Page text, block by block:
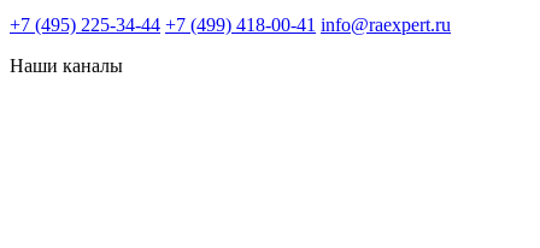
+7 (495) 225-34-44 +7 (499) 418-00-41 info@raexpert.ru
Наши каналы